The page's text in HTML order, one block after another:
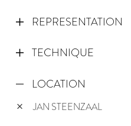
REPRESENTATION
TECHNIQUE
LOCATION
JAN STEENZAAL